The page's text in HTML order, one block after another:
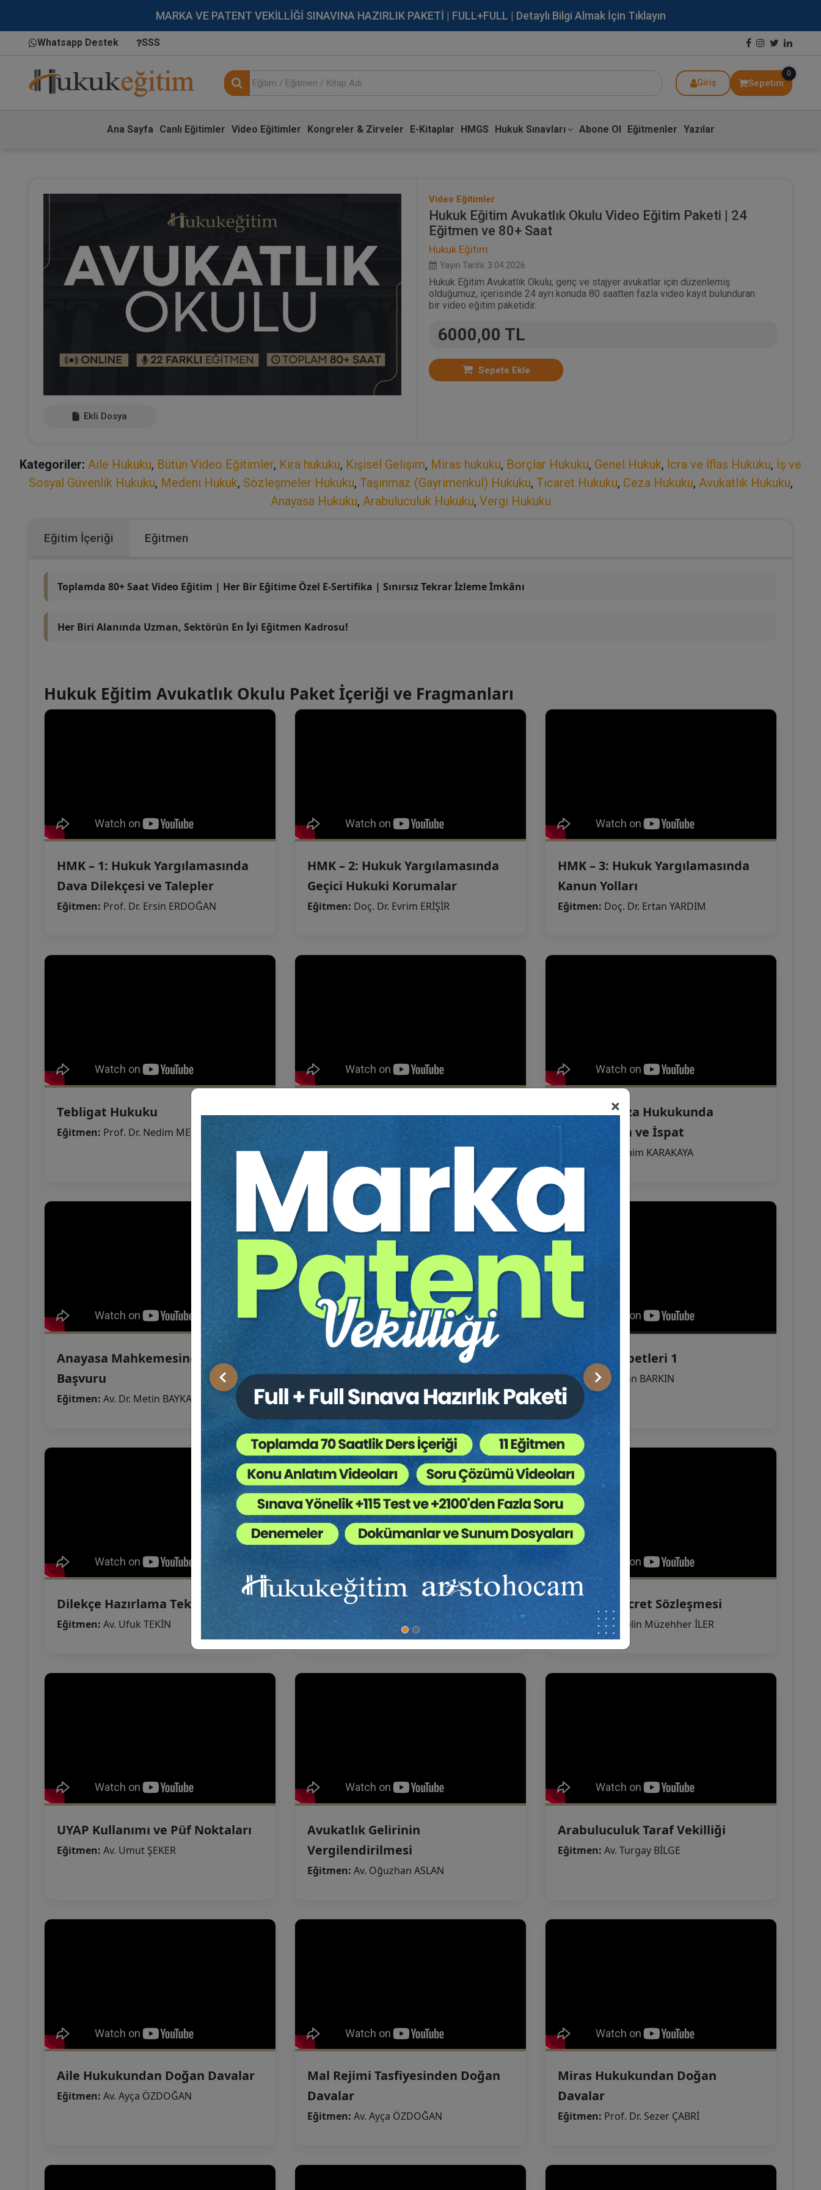
MARKA VE PATENT VEKİLLİĞİ SINAVINA HAZIRLIK PAKETİ | FULL+FULL | Detaylı Bilgi Almak İçin Tıklayın
Whatsapp Destek SSS
Giriş Sepetim
0
Ana Sayfa Canlı Eğitimler Video Eğitimler Kongreler & Zirveler E-Kitaplar HMGS Hukuk Sınavları Abone Ol Eğitmenler Yazılar
×
Önceki Sonraki
Ekli Dosya
Video Eğitimler
Hukuk Eğitim Avukatlık Okulu Video Eğitim Paketi | 24
Eğitmen ve 80+ Saat
Hukuk Eğitim
Yayın Tarihi: 3.04.2026
Hukuk Eğitim Avukatlık Okulu; genç ve stajyer avukatlar için düzenlemiş
olduğumuz, içerisinde 24 ayrı konuda 80 saatten fazla video kayıt bulunduran
bir video eğitim paketidir.
6000,00 TL
Sepete Ekle
Kategoriler: Aile Hukuku, Bütün Video Eğitimler, Kira hukuku, Kişisel Gelişim, Miras hukuku, Borçlar Hukuku, Genel Hukuk, İcra ve İflas Hukuku, İş ve
Sosyal Güvenlik Hukuku, Medeni Hukuk, Sözleşmeler Hukuku, Taşınmaz (Gayrimenkul) Hukuku, Ticaret Hukuku, Ceza Hukuku, Avukatlık Hukuku,
Anayasa Hukuku, Arabuluculuk Hukuku, Vergi Hukuku
Eğitim İçeriği Eğitmen
Toplamda 80+ Saat Video Eğitim | Her Bir Eğitime Özel E-Sertifika | Sınırsız Tekrar İzleme İmkânı
Her Biri Alanında Uzman, Sektörün En İyi Eğitmen Kadrosu!
Hukuk Eğitim Avukatlık Okulu Paket İçeriği ve Fragmanları
HMK – 1: Hukuk Yargılamasında
Dava Dilekçesi ve Talepler
Eğitmen: Prof. Dr. Ersin ERDOĞAN
HMK – 2: Hukuk Yargılamasında
Geçici Hukuki Korumalar
Eğitmen: Doç. Dr. Evrim ERİŞİR
HMK – 3: Hukuk Yargılamasında
Kanun Yolları
Eğitmen: Doç. Dr. Ertan YARDIM
Tebligat Hukuku
Eğitmen: Prof. Dr. Nedim MERİÇ
CMK – 1: Ceza Hukukunda
Soruşturma ve Koruma Tedbirleri
Eğitmen:
CMK – 2: Ceza Hukukunda
Kovuşturma ve İspat
Av. Naim KARAKAYA
Anayasa Mahkemesine Bireysel
Başvuru
Eğitmen: Av. Dr. Metin BAYKAN
Ceza Hukukunda Uzlaştırma
Eğitmen:Av. Ayşıl MARAL
Kariyer Sohbetleri 1
Konuk: Av. Ersan BARKIN
Dilekçe Hazırlama Teknikleri
Eğitmen: Av. Ufuk TEKİN
Müvekkil ile Görüşme Teknikleri
Eğitmen: Av. Ufuk TEKİN
Avukatlık Ücret Sözleşmesi
Eğitmen: Av. Pelin Müzehher İLER
UYAP Kullanımı ve Püf Noktaları
Eğitmen: Av. Umut ŞEKER
Avukatlık Gelirinin
Vergilendirilmesi
Eğitmen: Av. Oğuzhan ASLAN
Arabuluculuk Taraf Vekilliği
Eğitmen: Av. Turgay BİLGE
Aile Hukukundan Doğan Davalar
Eğitmen: Av. Ayça ÖZDOĞAN
Mal Rejimi Tasfiyesinden Doğan
Davalar
Eğitmen: Av. Ayça ÖZDOĞAN
Miras Hukukundan Doğan
Davalar
Eğitmen: Prof. Dr. Sezer ÇABRİ